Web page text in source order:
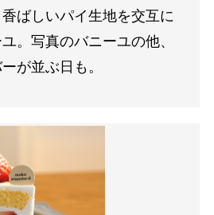
ばしいパイ生地を交互に
。写真のバニーユの他、
が並ぶ日も。